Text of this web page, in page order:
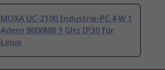
MOXA UC-2100 Industrie-PC 4 W 1
Adern 8000MB 1 GHz IP30 für
Linux